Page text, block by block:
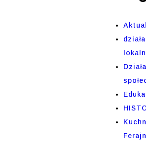
lokalna
Ferajny